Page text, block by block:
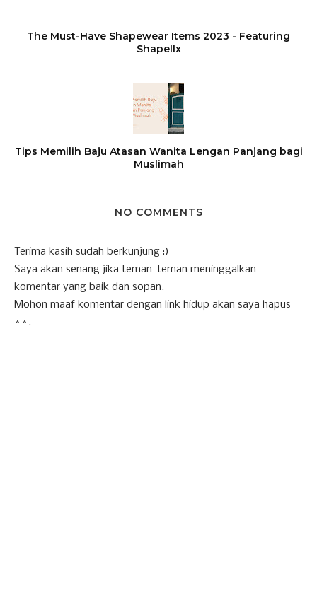
The Must-Have Shapewear Items 2023 - Featuring
Shapellx
Tips Memilih Baju Atasan Wanita Lengan Panjang bagi
Muslimah
NO COMMENTS
Terima kasih sudah berkunjung :)
Saya akan senang jika teman-teman meninggalkan
komentar yang baik dan sopan.
Mohon maaf komentar dengan link hidup akan saya hapus
^^.